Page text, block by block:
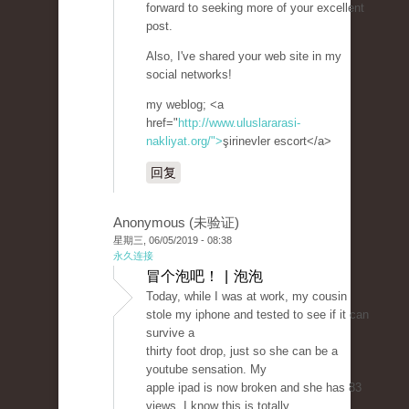
forward to seeking more of your excellent
post.
Also, I've shared your web site in my
social networks!
my weblog; <a
href=" http://www.uluslararasi-
nakliyat.org/">şirinevler escort</a>
回复
Anonymous (未验证)
星期三, 06/05/2019 - 08:38
永久连接
冒个泡吧！ | 泡泡
Today, while I was at work, my cousin
stole my iphone and tested to see if it can
survive a
thirty foot drop, just so she can be a
youtube sensation. My
apple ipad is now broken and she has 83
views. I know this is totally